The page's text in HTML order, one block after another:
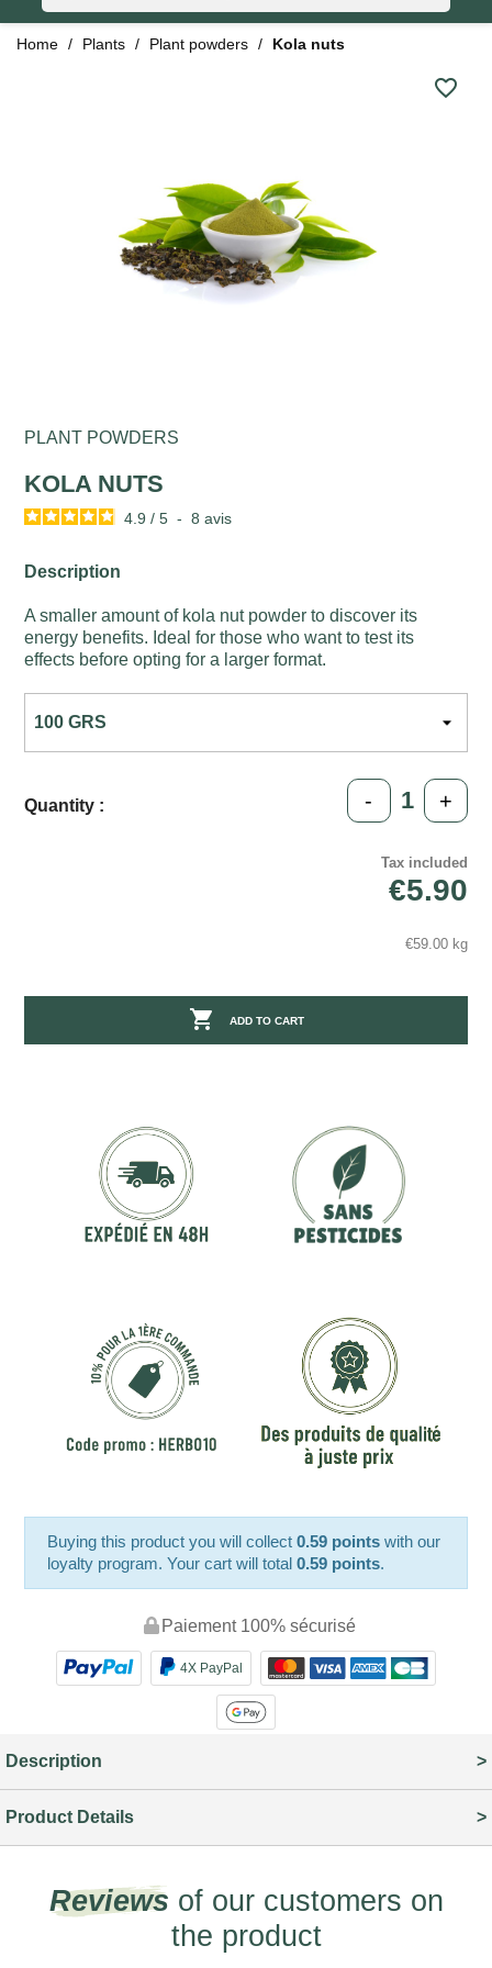
Home Plants Plant powders Kola nuts
favorite_border
PLANT POWDERS
KOLA NUTS
4.9 / 5 - 8avis
Description
A smaller amount of kola nut powder to discover its
energy benefits. Ideal for those who want to test its
effects before opting for a larger format.
Quantity : - +
Tax included
€5.90
€59.00 kg
 ADD TO CART
Buying this product you will collect0.59 points with our
loyalty program. Your cart will total0.59 points.
Paiement 100% sécurisé
4X PayPal
Description
Product Details
Reviews of our customers on
the product